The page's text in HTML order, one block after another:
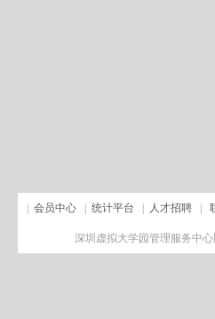
会员中心 统计平台 人才招聘
深圳虚拟大学园管理服务中